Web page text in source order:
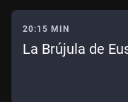
20:15 MIN
La Brújula de